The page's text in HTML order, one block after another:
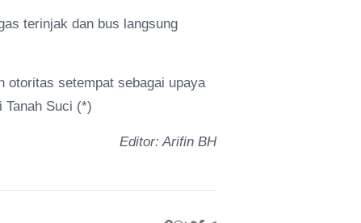
terinjak dan bus langsung
otoritas setempat sebagai upaya
Tanah Suci (*)
Editor: Arifin BH